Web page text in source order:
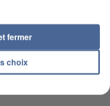
DE LA DZ
choix
fermer